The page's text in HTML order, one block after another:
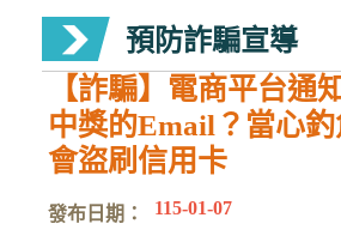
預防詐騙宣導
【詐騙】電商平台通
中獎的Email？當心釣
會盜刷信用卡
發布日期： 115-01-07